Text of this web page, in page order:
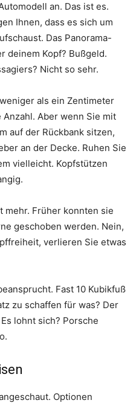
an. Das ist es.
Ihnen, dass es sich um
Das Panorama-
deinem Kopf? Bußgeld.
Nicht so sehr.
als ein Zentimeter
Aber wenn Sie mit
auf der Rückbank sitzen,
an der Decke. Ruhen Sie
vielleicht. Kopfstützen
mehr. Früher konnten sie
geschoben werden. Nein,
verlieren Sie etwas
Fast 10 Kubikfuß
zu schaffen für was? Der
lohnt sich? Porsche
Optionen